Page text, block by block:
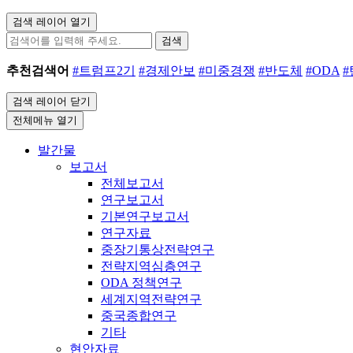
검색 레이어 열기
검색
추천검색어 #트럼프2기 #경제안보 #미중경쟁 #반도체 #ODA #
검색 레이어 닫기
전체메뉴 열기
발간물
보고서
전체보고서
연구보고서
기본연구보고서
연구자료
중장기통상전략연구
전략지역심층연구
ODA 정책연구
세계지역전략연구
중국종합연구
기타
현안자료